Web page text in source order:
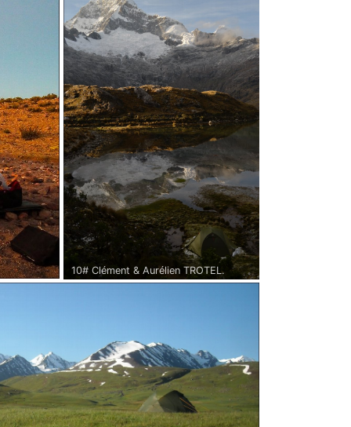
sur des pistes pas toujours en bon état, souvent
quel joie d'arriver enfin à ce fameux lac
les mérites. Il y a du vent, le ciel est gris mais
! On plante la tente près d'un camp de yourtes
me balader près du lac, Edouard s'attelle à
Régulièrement, notre "terrain de camping" est
gigantesques, par des enfants au triple
qui font deux fois leur taille. C'est sauvage, c'est
est bien!
10# Clément & Aurélien TROTEL.
Cliché pris pendant la traversée de
l'Amérique du Sud à vélo avec mon
frère. Au petit matin, la lumière était
incroyable ! Surtout après avoir
essuyé un orage pas drôle la veille